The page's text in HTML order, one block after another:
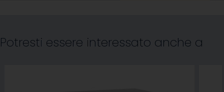
Potresti essere interessato anche a